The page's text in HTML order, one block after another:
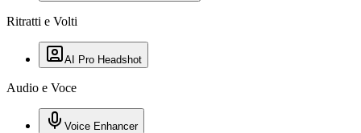
Ritratti e Volti
AI Pro Headshot
Audio e Voce
Voice Enhancer